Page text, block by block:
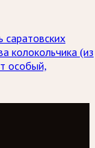
саратовских
колокольчика (из
особый,